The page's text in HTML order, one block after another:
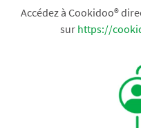
Accédez à Cookidoo®
sur https://